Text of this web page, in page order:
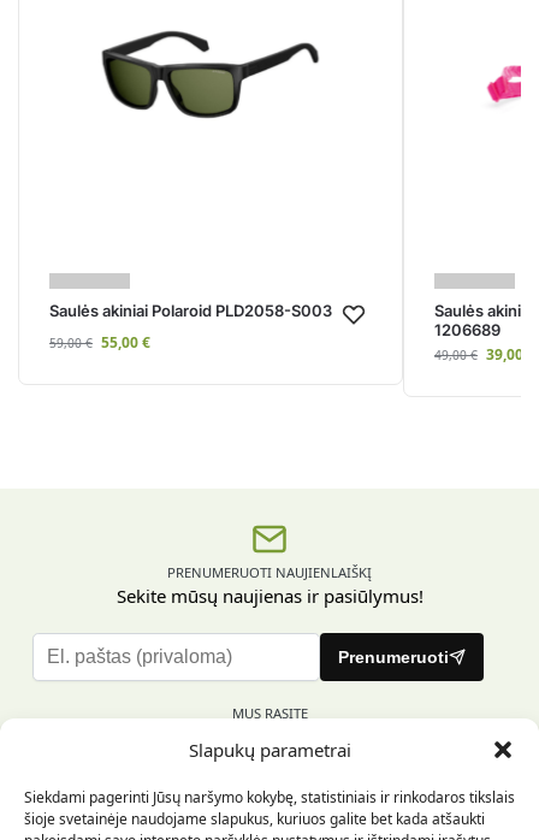
Slapukų parametrai
Siekdami pagerinti Jūsų naršymo kokybę, statistiniais ir rinkodaros tikslais
šioje svetainėje naudojame slapukus, kuriuos galite bet kada atšaukti
Saulės akiniai Polaroid PLD2058-S003
59,00€ 55,00€
Saulės
1206689
49,00€ 39,00
PRENUMERUOTI NAUJIENLAIŠKĮ
Sekite mūsų naujienas ir pasiūlymus!
l
a
l
e
Prenumeruoti
MUS RASITE